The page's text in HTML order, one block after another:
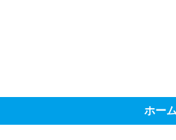
ホーム